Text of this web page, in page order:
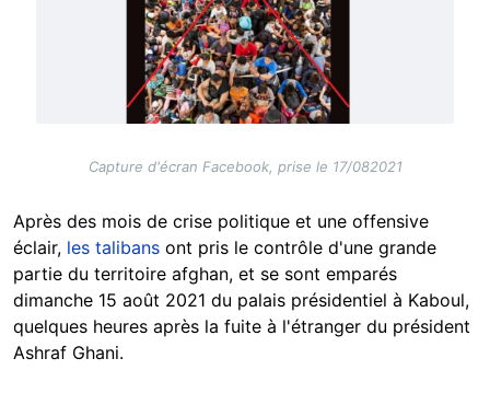
Capture d'écran Facebook, prise le 17/082021
Après des mois de crise politique et une offensive
éclair, les talibans ont pris le contrôle d'une grande
partie du territoire afghan, et se sont emparés
dimanche 15 août 2021 du palais présidentiel à Kaboul,
quelques heures après la fuite à l'étranger du président
Ashraf Ghani.